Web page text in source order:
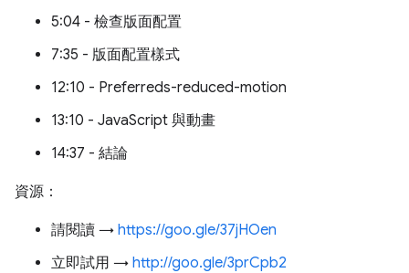
5:04 - 檢查版面配置
7:35 - 版面配置樣式
12:10 - Preferreds-reduced-motion
13:10 - JavaScript 與動畫
14:37 - 結論
資源：
請閱讀 → https://goo.gle/37jHOen
立即試用 → http://goo.gle/3prCpb2